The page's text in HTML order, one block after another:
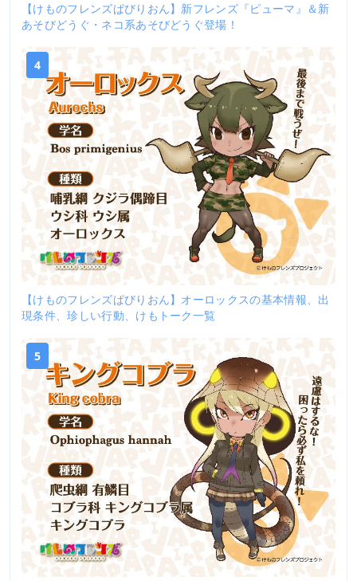
【けものフレンズぱびりおん】新フレンズ『ピューマ』＆新
あそびどうぐ・ネコ系あそびどうぐ登場！
4
【けものフレンズぱびりおん】オーロックスの基本情報、出
現条件、珍しい行動、けもトーク一覧
5